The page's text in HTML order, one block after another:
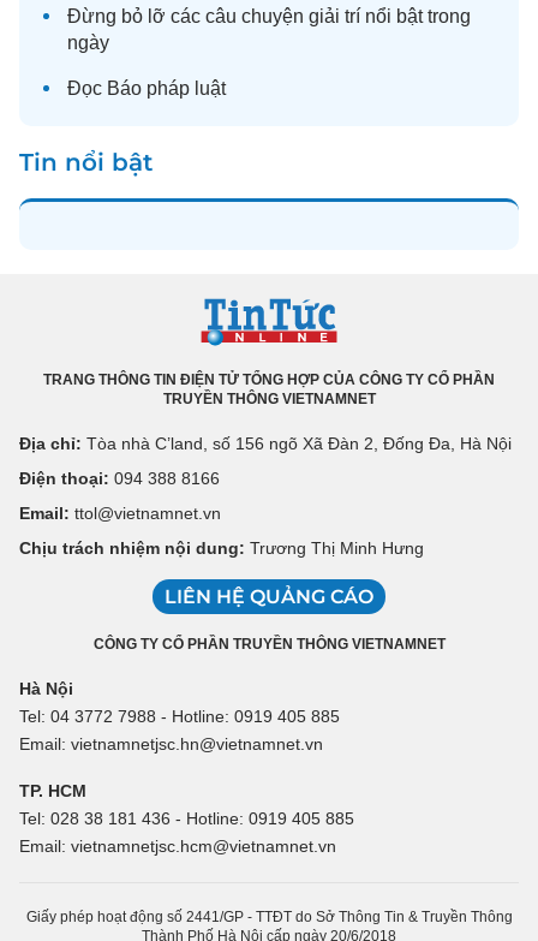
Đừng bỏ lỡ các câu chuyện giải trí nổi bật trong
ngày
Đọc Báo pháp luật
Tin nổi bật
TRANG THÔNG TIN ĐIỆN TỬ TỔNG HỢP CỦA CÔNG TY CỔ PHẦN
TRUYỀN THÔNG VIETNAMNET
Địa chỉ: Tòa nhà C’land, số 156 ngõ Xã Đàn 2, Đống Đa, Hà Nội
Điện thoại: 094 388 8166
Email: ttol@vietnamnet.vn
Chịu trách nhiệm nội dung: Trương Thị Minh Hưng
LIÊN HỆ QUẢNG CÁO
CÔNG TY CỔ PHẦN TRUYỀN THÔNG VIETNAMNET
Hà Nội
Tel: 04 3772 7988 - Hotline: 0919 405 885
Email: vietnamnetjsc.hn@vietnamnet.vn
TP. HCM
Tel: 028 38 181 436 - Hotline: 0919 405 885
Email: vietnamnetjsc.hcm@vietnamnet.vn
Giấy phép hoạt động số 2441/GP - TTĐT do Sở Thông Tin & Truyền Thông
Thành Phố Hà Nội cấp ngày 20/6/2018